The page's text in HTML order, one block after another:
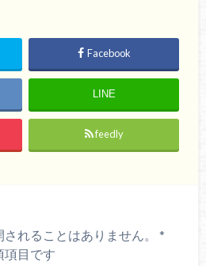
Facebook
LINE
feedly
れることはありません。
*
項目です